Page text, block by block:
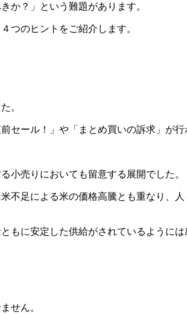
か？」という難題があります。
つのヒントをご紹介します。
。
ール！」や「まとめ買いの訴求」が行
小売りにおいても留意する展開でした。
不足による米の価格高騰とも重なり、
に安定した供給がされているようには
せん。